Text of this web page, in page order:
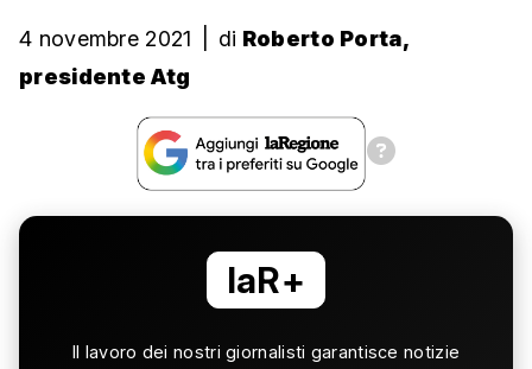
4 novembre 2021 di Roberto Porta,
presidente Atg
laR+
Il lavoro dei nostri giornalisti garantisce notizie